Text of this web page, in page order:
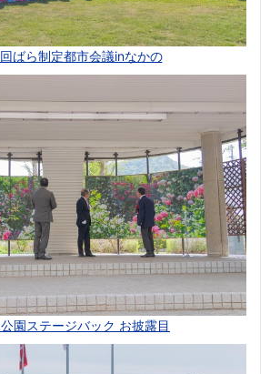
ばら制定都市会議inなかの
園ステージバック お披露目